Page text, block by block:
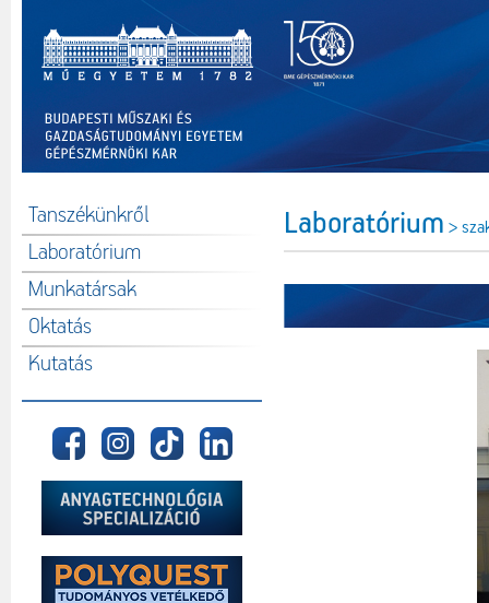
Tanszékünkről
Laboratórium
Munkatársak
Oktatás
Kutatás
Laboratórium >